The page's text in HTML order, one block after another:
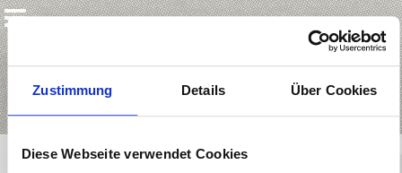
Zustimmung Details Über Cookies
Diese Webseite verwendet Cookies